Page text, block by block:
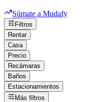
Súmate a Mudafy
Filtros
Rentar
Casa
Precio
Recámaras
Baños
Estacionamientos
Más filtros